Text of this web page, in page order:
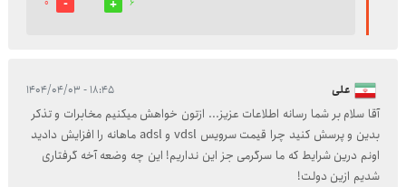
6
0
علی ۱۸:۴۵ - ۱۴۰۴/۰۴/۰۳
آقا سلام بر شما رسانه اطلاعات عزیز... ازتون خواهش میکنیم مخابرات و تذکر
بدین و پرسش کنید چرا قیمت سرویس vdsl و adsl ماهانه را افزایش دادید
اونم درین شرایط که ما سرگرمی جز این نداریم! این چه وضعه آخه گرفتاری
شدیم ازین دولت!